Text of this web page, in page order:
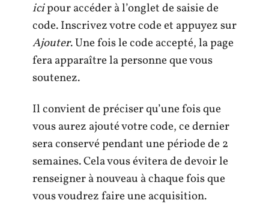
icipour accéder à l’onglet de saisie de
code. Inscrivez votre code et appuyez sur
Ajouter. Une fois le code accepté, la page
fera apparaître la personne que vous
soutenez.
Il convient de préciser qu’une fois que
vous aurez ajouté votre code, ce dernier
sera conservé pendant une période de 2
semaines. Cela vous évitera de devoir le
renseigner à nouveau à chaque fois que
vous voudrez faire une acquisition.